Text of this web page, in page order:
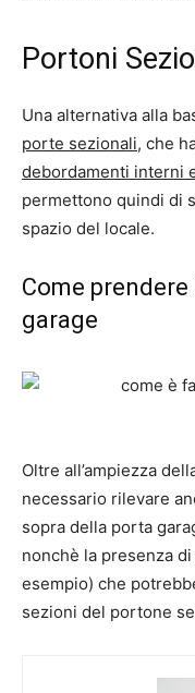
Portoni
Una alternativa alla
porte sezionali, che
debordamenti interni
permettono quindi di
spazio del locale.
Come
garage
Oltre all’ampiezza
necessario rilevare
sopra della porta
nonchè la presenza
esempio) che
sezioni del portone